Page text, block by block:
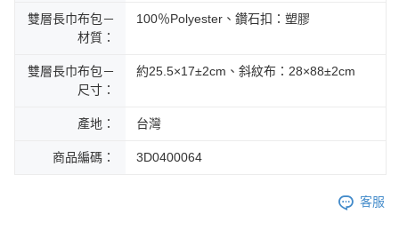
雙層長巾布包－
材質：
100％Polyester、鑽石扣：塑膠
雙層長巾布包－
尺寸：
約25.5×17±2cm、斜紋布：28×88±2cm
產地： 台灣
商品編碼： 3D0400064
客服